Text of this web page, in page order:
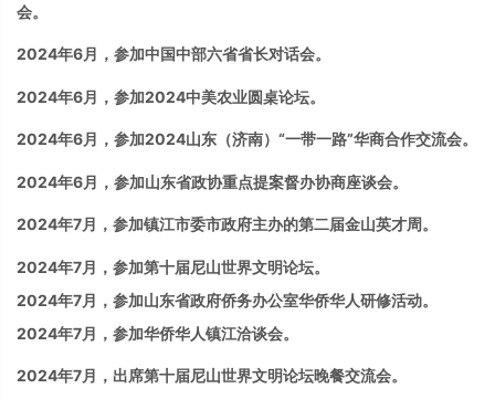
会。
2024年6月，参加中国中部六省省长对话会。
2024年6月， 参加2024中美农业圆桌论坛。
2024年6月， 参加2024山东（济南）“一带一路”华商合作交流会。
2024年6月，参加山东省政协重点提案督办协商座谈会。
2024年7月， 参加镇江市委市政府主办的第二届金山英才周。
2024年7月， 参加第十届尼山世界文明论坛。
2024年7月，参加山东省政府侨务办公室华侨华人研修活动。
2024年7月，参加华侨华人镇江洽谈会。
2024年7月，出席第十届尼山世界文明论坛晚餐交流会。